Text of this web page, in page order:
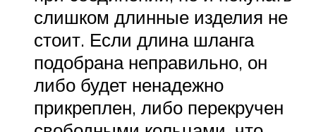
слишком длинные изделия не
стоит. Если длина шланга
подобрана неправильно, он
либо будет ненадежно
прикреплен, либо перекручен